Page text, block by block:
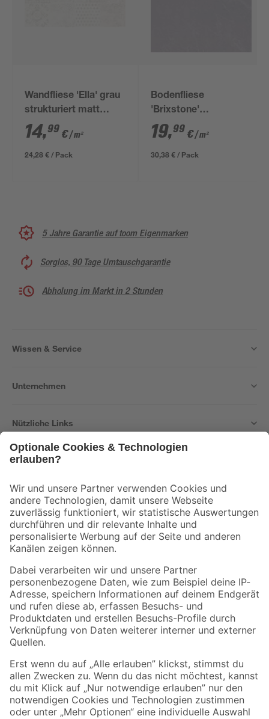
Wandfliese 'Ella' grau
strukturiert matt
Steingut 30 x 60 cm
14,99 €/ m²
24,28 € / Pack
Bodenfliese
'Brixstone'
Feinsteinzeug grau
61,5 x 61,5 cm
19,99 €/ m²
30,38 € / Pack
5 Jahre Garantie auf toom Eigenmarken
Sorglos, 90 Tage Umtauschgarantie
Abholung im Markt in 2 Stunden
Wissen & Service
Unternehmen
Nützliche Links
Der toom Newsletter: Keine Angebote und Aktionen mehr verpassen!
Zur Newsletter Anmeldung
Folge uns
Zahlungsarten Versandarten
Sicher einkaufen
Jetzt die toom-App herunterladen